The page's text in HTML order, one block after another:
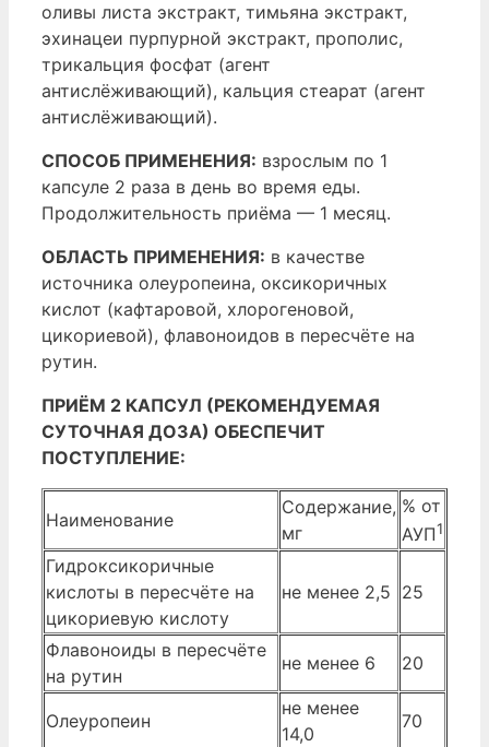
оливы листа экстракт, тимьяна экстракт,
эхинацеи пурпурной экстракт, прополис,
трикальция фосфат (агент
антислёживающий), кальция стеарат (агент
антислёживающий).
СПОСОБ ПРИМЕНЕНИЯ: взрослым по 1
капсуле 2 раза в день во время еды.
Продолжительность приёма — 1 месяц.
ОБЛАСТЬ ПРИМЕНЕНИЯ: в качестве
источника олеуропеина, оксикоричных
кислот (кафтаровой, хлорогеновой,
цикориевой), флавоноидов в пересчёте на
рутин.
ПРИЁМ 2 КАПСУЛ (РЕКОМЕНДУЕМАЯ
СУТОЧНАЯ ДОЗА) ОБЕСПЕЧИТ
ПОСТУПЛЕНИЕ:
Наименование
Содержание,
мг
% от
АУП1
Гидроксикоричные
кислоты в пересчёте на
цикориевую кислоту
не менее 2,5 25
Флавоноиды в пересчёте
на рутин
не менее 6 20
Олеуропеин
не менее
14,0
70